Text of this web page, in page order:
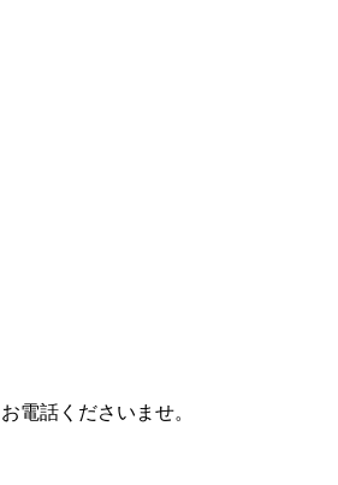
電話くださいませ。